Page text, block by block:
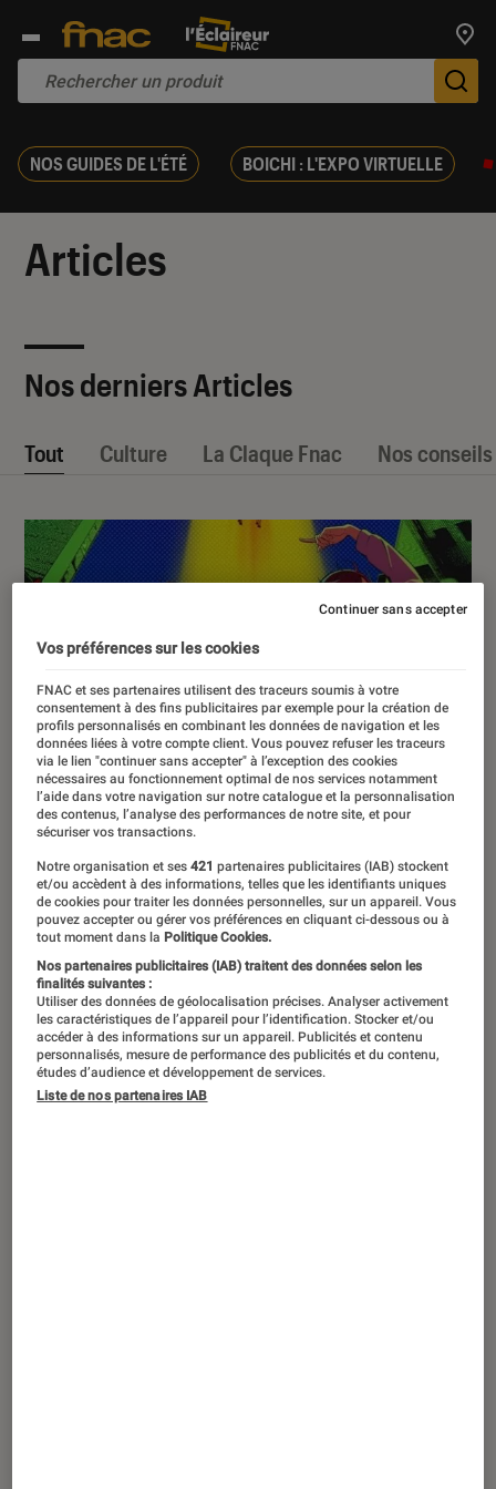
NOS GUIDES DE L'ÉTÉ BOICHI : L'EXPO VIRTUELLE
Articles
Nos derniers Articles
Tout Culture La Claque Fnac Nos conseils
DanDaDaninaugure-t-il le début d’une
nouvelle génération d’animés ?
ACTU
Mangas • 03 oct. 2024
Vos préférences sur les cookies
FNAC et ses partenaires utilisent des traceurs soumis à votre
consentement à des fins publicitaires par exemple pour la création de
profils personnalisés en combinant les données de navigation et les
données liées à votre compte client. Vous pouvez refuser les traceurs
via le lien "continuer sans accepter" à l’exception des cookies
nécessaires au fonctionnement optimal de nos services notamment
l’aide dans votre navigation sur notre catalogue et la personnalisation
des contenus, l’analyse des performances de notre site, et pour
sécuriser vos transactions.
Notre organisation et ses421 partenaires publicitaires (IAB) stockent
et/ou accèdent à des informations, telles que les identifiants uniques
de cookies pour traiter les données personnelles, sur un appareil. Vous
pouvez accepter ou gérer vos préférences en cliquant ci-dessous ou à
tout moment dans la Politique Cookies.
Nos partenaires publicitaires (IAB) traitent des données selon les
finalités suivantes :
Utiliser des données de géolocalisation précises. Analyser activement
les caractéristiques de l’appareil pour l’identification. Stocker et/ou
accéder à des informations sur un appareil. Publicités et contenu
personnalisés, mesure de performance des publicités et du contenu,
études d’audience et développement de services.
Liste de nos partenaires IAB
Continuer sans accepter